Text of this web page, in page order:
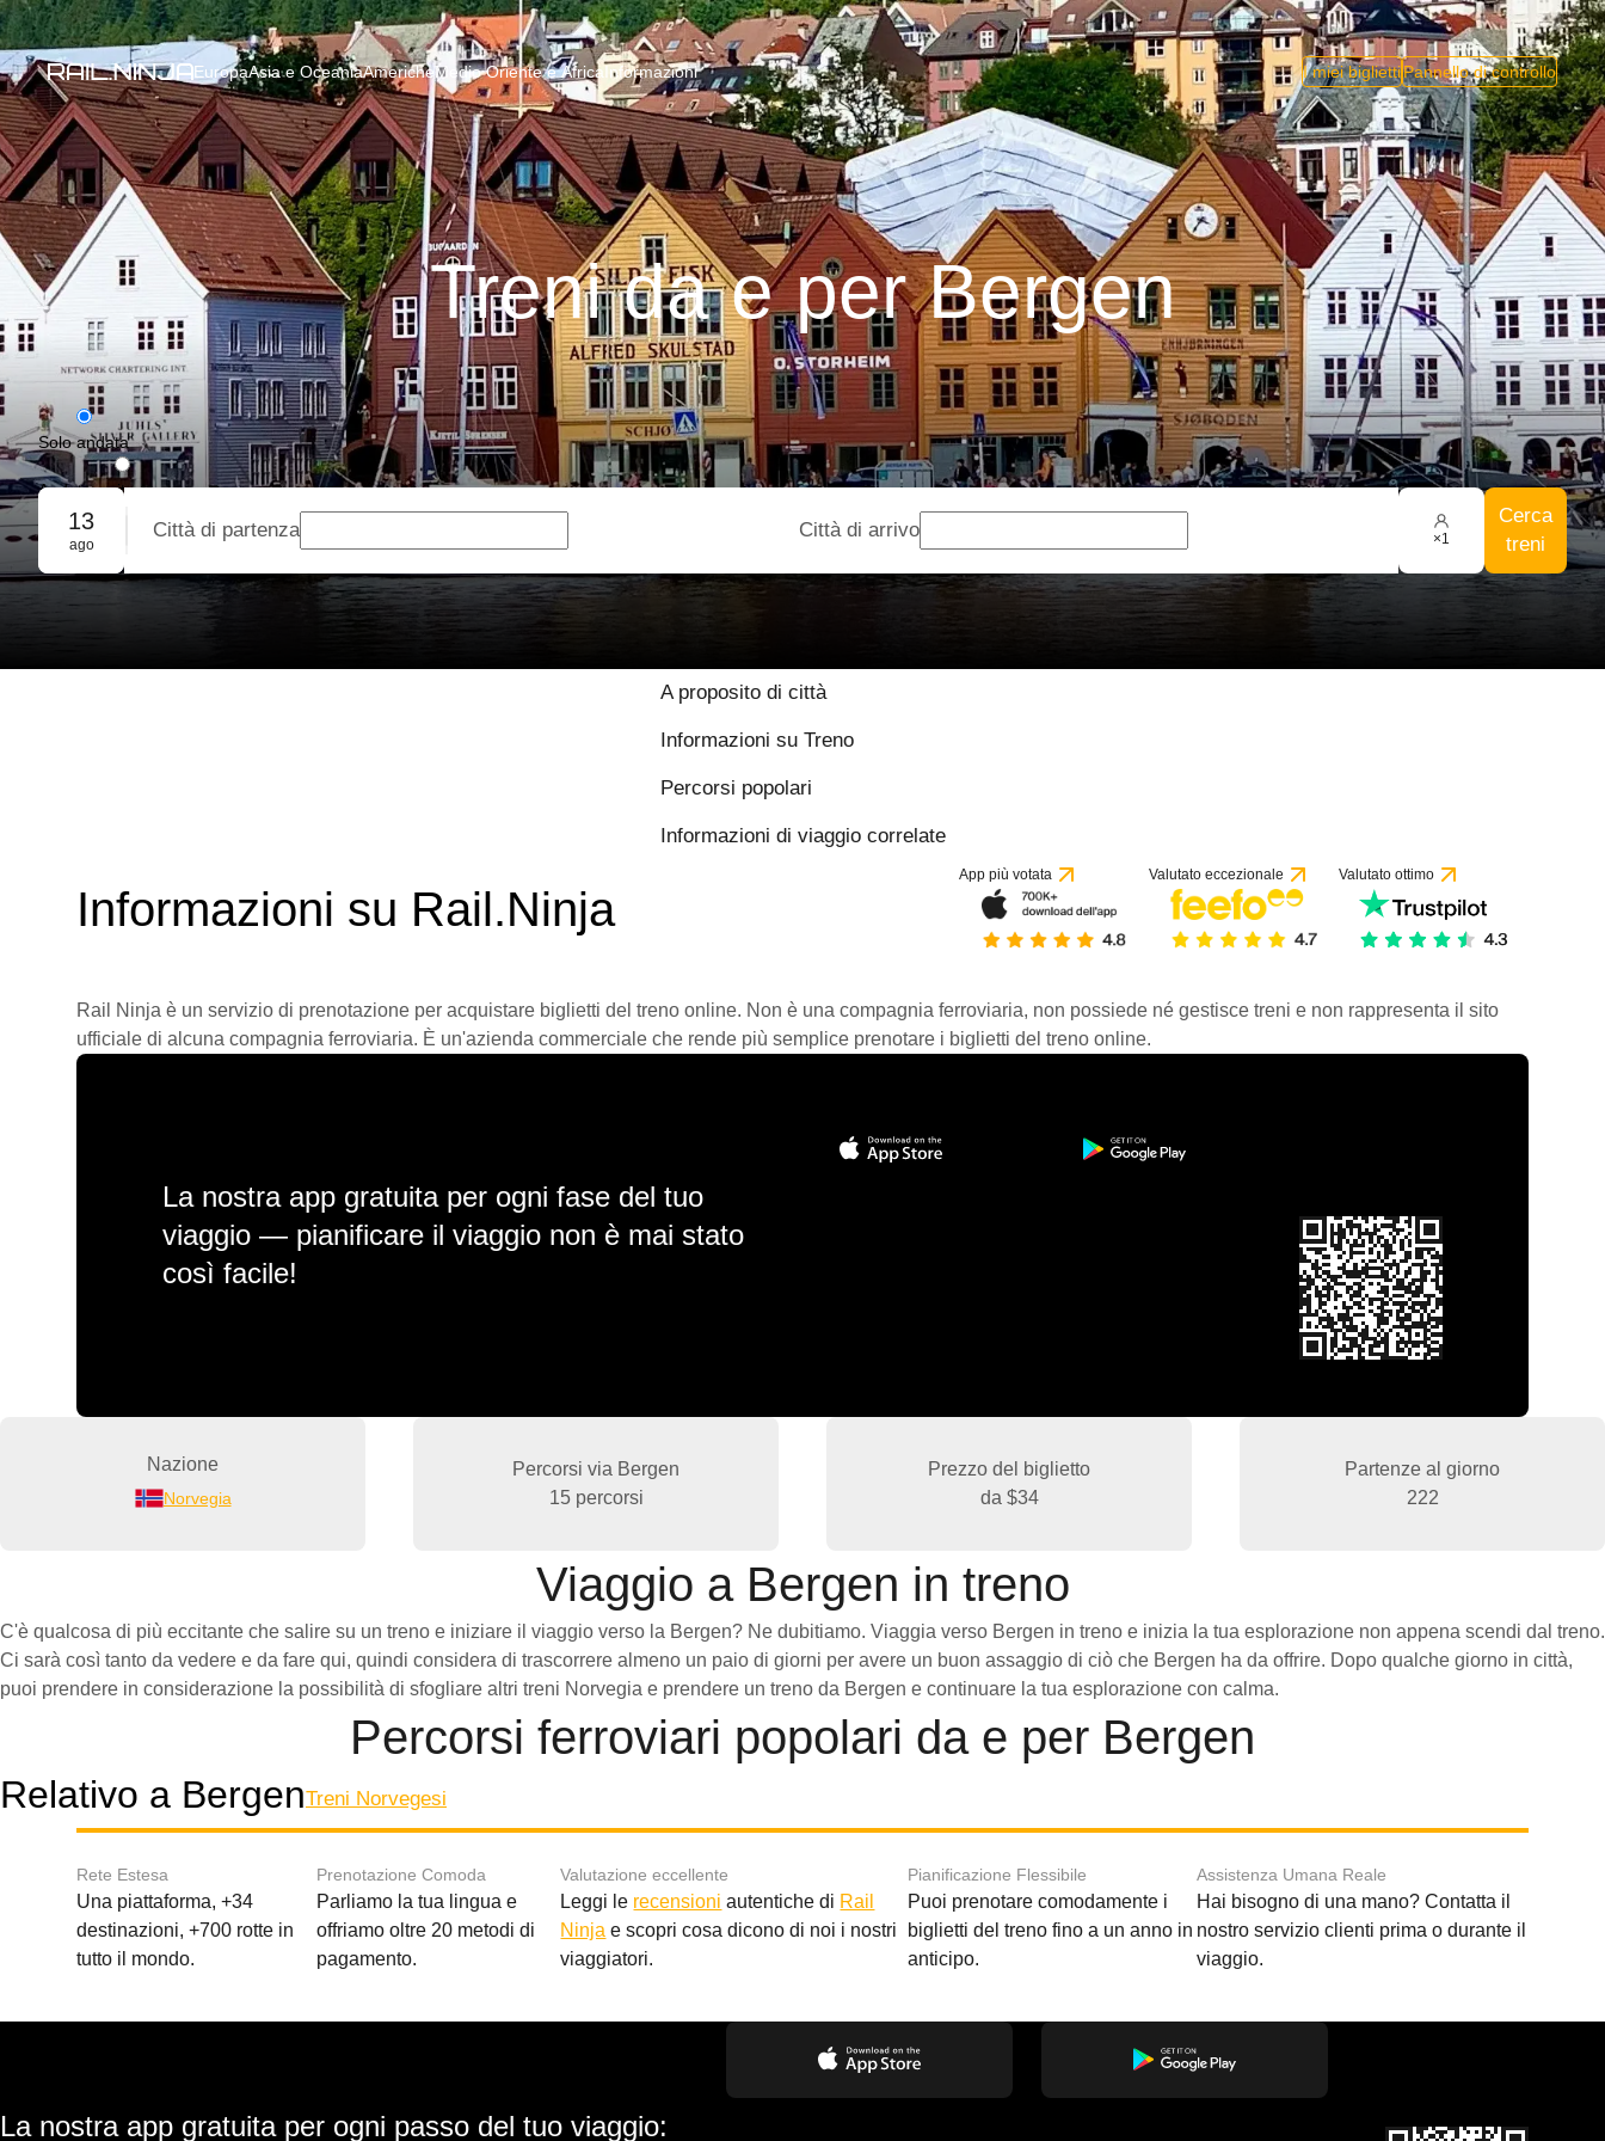
EuropaAsia e OceaniaAmericheMedio Oriente e Africa Informazioni I miei bigliettiPannello di controllo
Treni da e per Bergen
Solo andata
Andata e ritorno
Prenotazione di gruppo
13
ago
Città di partenza Città di arrivo ×1
Cerca
treni
A proposito di città
Informazioni su Treno
Percorsi popolari
Informazioni di viaggio correlate
Informazioni su Rail.Ninja
App più votata Valutato eccezionale Valutato ottimo
Rail Ninja è un servizio di prenotazione per acquistare biglietti del treno online. Non è una compagnia ferroviaria, non possiede né gestisce treni e non rappresenta il sito
ufficiale di alcuna compagnia ferroviaria. È un'azienda commerciale che rende più semplice prenotare i biglietti del treno online.
La nostra app gratuita per ogni fase del tuo
viaggio — pianificare il viaggio non è mai stato
così facile!
Nazione
Norvegia
Percorsi via Bergen
15 percorsi
Prezzo del biglietto
da $34
Partenze al giorno
222
Viaggio a Bergen in treno
C'è qualcosa di più eccitante che salire su un treno e iniziare il viaggio verso la Bergen? Ne dubitiamo. Viaggia verso Bergen in treno e inizia la tua esplorazione non appena scendi dal treno.
Ci sarà così tanto da vedere e da fare qui, quindi considera di trascorrere almeno un paio di giorni per avere un buon assaggio di ciò che Bergen ha da offrire. Dopo qualche giorno in città,
puoi prendere in considerazione la possibilità di sfogliare altri treni Norvegia e prendere un treno da Bergen e continuare la tua esplorazione con calma.
Percorsi ferroviari popolari da e per Bergen
Relativo a BergenTreni Norvegesi
Rete Estesa
Una piattaforma, +34
destinazioni, +700 rotte in
tutto il mondo.
Prenotazione Comoda
Parliamo la tua lingua e
offriamo oltre 20 metodi di
pagamento.
Valutazione eccellente
Leggi le recensioni autentiche di Rail
Ninja e scopri cosa dicono di noi i nostri
viaggiatori.
Pianificazione Flessibile
Puoi prenotare comodamente i
biglietti del treno fino a un anno in
anticipo.
Assistenza Umana Reale
Hai bisogno di una mano? Contatta il
nostro servizio clienti prima o durante il
viaggio.
La nostra app gratuita per ogni passo del tuo viaggio: